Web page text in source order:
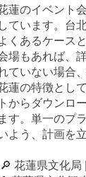
蓮のイベント
しています。台
くあるケース
場もあれば、
ていない場合
蓮の特徴とし
トからダウンロ
ます。単一のプ
よう、計画を
🔎 花蓮県文化局 |